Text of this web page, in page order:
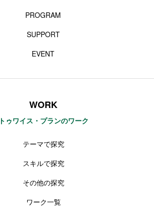
PROGRAM
SUPPORT
EVENT
WORK
トゥワイス・プランのワーク
テーマで探究
スキルで探究
その他の探究
ワーク一覧